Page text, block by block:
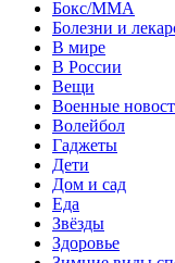
Бокс/MMA
Болезни и
В мире
В России
Вещи
Военные
Волейбол
Гаджеты
Дети
Дом и сад
Еда
Звёзды
Здоровье